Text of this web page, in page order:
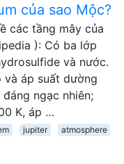
của sao Mộc?
các tầng mây của
): Có ba lớp
và nước.
và áp suất dường
ngạc nhiên;
K, áp …
jupiter
atmosphere